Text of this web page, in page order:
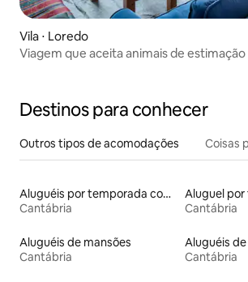
Vila ⋅ Loredo
Viagem que aceita animais de estimação
Destinos para conhecer
Outros tipos de acomodações Coisas
Aluguéis por temporada com caiaque
Cantábria
Cantábria
Aluguéis de mansões
Cantábria
Aluguéis
Cantábria